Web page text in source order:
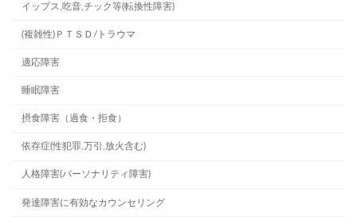
イップス,吃音,チック等(転換性障害)
(複雑性)ＰＴＳＤ/トラウマ
適応障害
睡眠障害
摂食障害（過食・拒食）
依存症(性犯罪,万引,放火含む)
人格障害(パーソナリティ障害)
発達障害に有効なカウンセリング